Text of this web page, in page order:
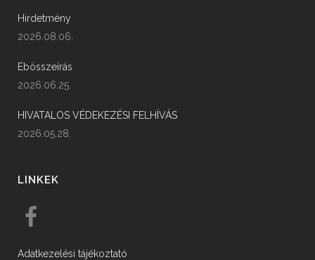
Hirdetmény
2026.08.06.
Ebösszeírás
2026.06.25.
HIVATALOS VÉDEKEZÉSI FELHÍVÁS
2026.05.28.
LINKEK
Adatkezelési tájékoztató